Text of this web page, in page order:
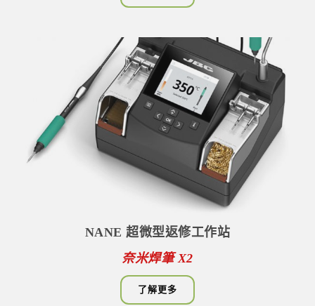
NANE 超微型返修工作站
奈米焊筆 X2
了解更多